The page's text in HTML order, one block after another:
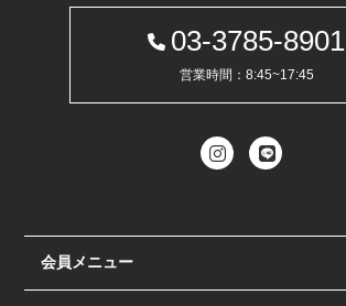
03-3785-8901
営業時間：8:45~17:45
会員メニュー